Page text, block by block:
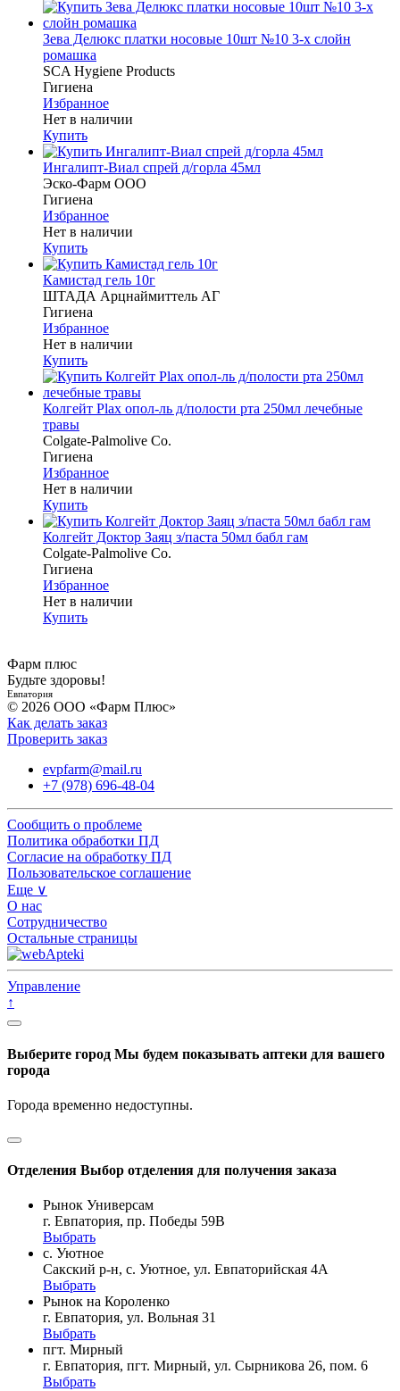
Зева Делюкс платки носовые 10шт №10 3-х слойн
ромашка
SCA Hygiene Products
Гигиена
Избранное
Нет в наличии
Купить
Ингалипт-Виал спрей д/горла 45мл
Эско-Фарм ООО
Гигиена
Избранное
Нет в наличии
Купить
Камистад гель 10г
ШТАДА Арцнаймиттель АГ
Гигиена
Избранное
Нет в наличии
Купить
Колгейт Plax опол-ль д/полости рта 250мл лечебные
травы
Colgate-Palmolive Co.
Гигиена
Избранное
Нет в наличии
Купить
Колгейт Доктор Заяц з/паста 50мл бабл гам
Colgate-Palmolive Co.
Гигиена
Избранное
Нет в наличии
Купить
Фарм плюс
Будьте здоровы!
Евпатория
© 2026 ООО «Фарм Плюс»
Как делать заказ
Проверить заказ
evpfarm@mail.ru
+7 (978) 696-48-04
Сообщить о проблеме
Политика обработки ПД
Согласие на обработку ПД
Пользовательское соглашение
Еще ∨
О нас
Сотрудничество
Остальные страницы
Управление
↑
Выберите город Мы будем показывать аптеки для вашего
города
Города временно недоступны.
Отделения Выбор отделения для получения заказа
Рынок Универсам
г. Евпатория, пр. Победы 59В
Выбрать
с. Уютное
Сакский р-н, с. Уютное, ул. Евпаторийская 4А
Выбрать
Рынок на Короленко
г. Евпатория, ул. Вольная 31
Выбрать
пгт. Мирный
г. Евпатория, пгт. Мирный, ул. Сырникова 26, пом. 6
Выбрать